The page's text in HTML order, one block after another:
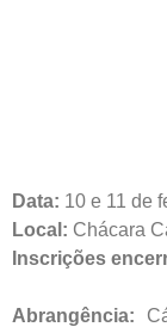
Data: 10 e 11 de
Local: Chácara
Inscrições
Abrangência: